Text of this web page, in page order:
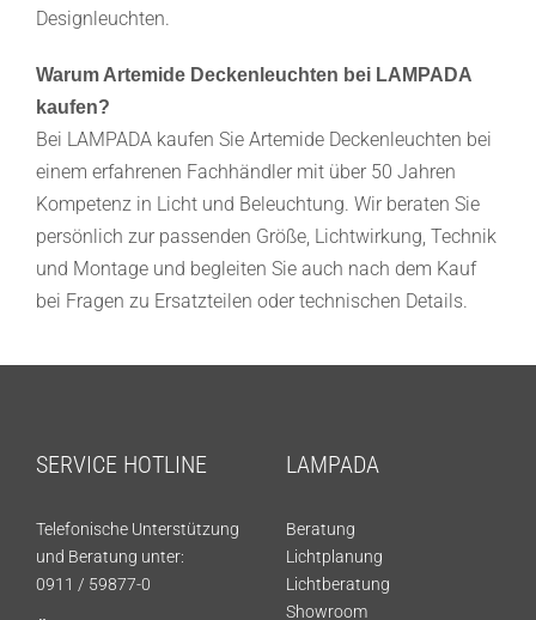
Designleuchten.
Warum Artemide Deckenleuchten bei LAMPADA
kaufen?
Bei LAMPADA kaufen Sie Artemide Deckenleuchten bei
einem erfahrenen Fachhändler mit über 50 Jahren
Kompetenz in Licht und Beleuchtung. Wir beraten Sie
persönlich zur passenden Größe, Lichtwirkung, Technik
und Montage und begleiten Sie auch nach dem Kauf
bei Fragen zu Ersatzteilen oder technischen Details.
SERVICE HOTLINE
Telefonische Unterstützung
und Beratung unter:
0911 / 59877-0
LAMPADA
Beratung
Lichtplanung
Lichtberatung
Showroom